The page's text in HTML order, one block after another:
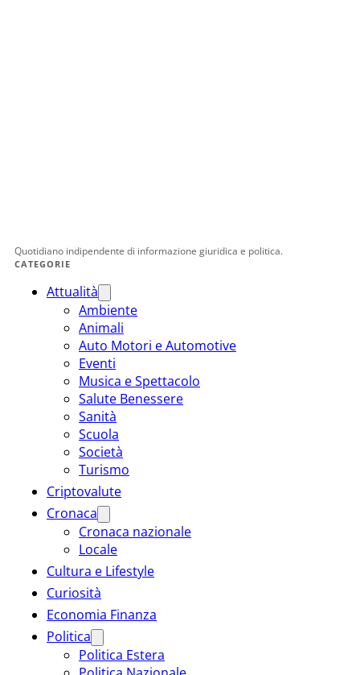
Quotidiano indipendente di informazione giuridica e politica.
CATEGORIE
Attualità
Ambiente
Animali
Auto Motori e Automotive
Eventi
Musica e Spettacolo
Salute Benessere
Sanità
Scuola
Società
Turismo
Criptovalute
Cronaca
Cronaca nazionale
Locale
Cultura e Lifestyle
Curiosità
Economia Finanza
Politica
Politica Estera